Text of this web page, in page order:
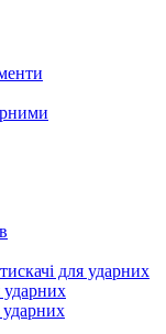
для ударних